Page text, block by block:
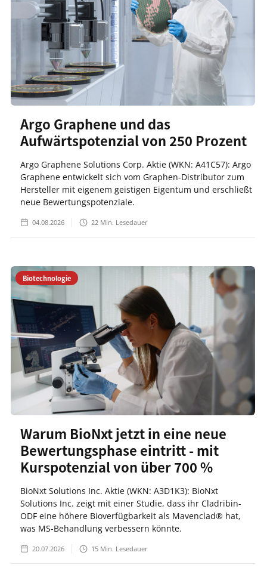
Argo Graphene und das
Aufwärtspotenzial von 250 Prozent
Argo Graphene Solutions Corp. Aktie (WKN: A41C57): Argo
Graphene entwickelt sich vom Graphen-Distributor zum
Hersteller mit eigenem geistigen Eigentum und erschließt
neue Bewertungspotenziale.
04.08.2026 22 Min. Lesedauer
Biotechnologie
Warum BioNxt jetzt in eine neue
Bewertungsphase eintritt - mit
Kurspotenzial von über 700 %
BioNxt Solutions Inc. Aktie (WKN: A3D1K3): BioNxt
Solutions Inc. zeigt mit einer Studie, dass ihr Cladribin-
ODF eine höhere Bioverfügbarkeit als Mavenclad® hat,
was MS-Behandlung verbessern könnte.
20.07.2026 15 Min. Lesedauer